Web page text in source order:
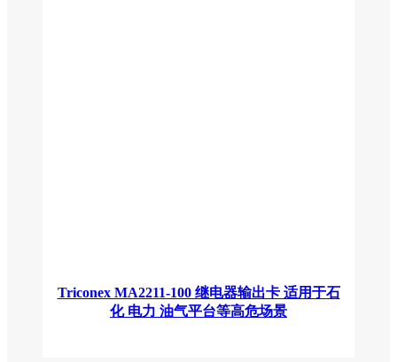
Triconex MA2211-100 继电器输出卡 适用于石
化 电力 油气平台等高危场景